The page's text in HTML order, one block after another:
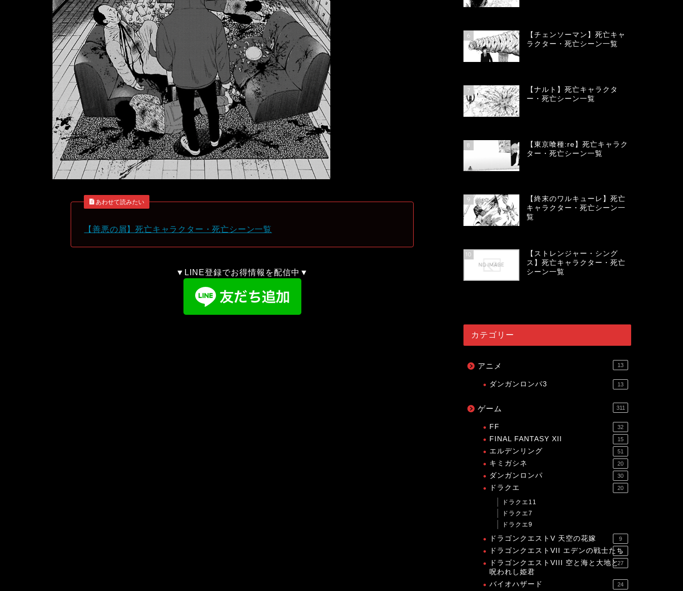
あわせて読みたい
【善悪の屑】死亡キャラクター・死亡シーン一覧
▼LINE登録でお得情報を配信中▼
6
【チェンソーマン】死亡キャ
ラクター・死亡シーン一覧
7
【ナルト】死亡キャラクタ
ー・死亡シーン一覧
8
【東京喰種:re】死亡キャラク
ター・死亡シーン一覧
9
【終末のワルキューレ】死亡
キャラクター・死亡シーン一
覧
10
【ストレンジャー・シング
ス】死亡キャラクター・死亡
シーン一覧
カテゴリー
アニメ 13
ダンガンロンパ3 13
ゲーム 311
FF 32
FINAL FANTASY XII 15
エルデンリング 51
キミガシネ 20
ダンガンロンパ 30
ドラクエ 20
ドラクエ11
ドラクエ7
ドラクエ9
ドラゴンクエストV 天空の花嫁 9
ドラゴンクエストVII エデンの戦士たち
1
ドラゴンクエストVIII 空と海と大地と
呪われし姫君
27
バイオハザード 24